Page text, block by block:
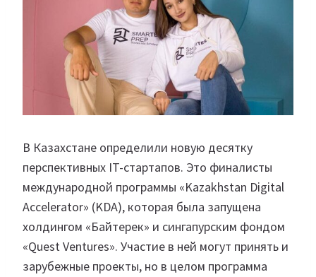
В Казахстане определили новую десятку
перспективных IT-стартапов. Это финалисты
международной программы «Kazakhstan Digital
Accelerator» (KDA), которая была запущена
холдингом «Байтерек» и сингапурским фондом
«Quest Ventures». Участие в ней могут принять и
зарубежные проекты, но в целом программа